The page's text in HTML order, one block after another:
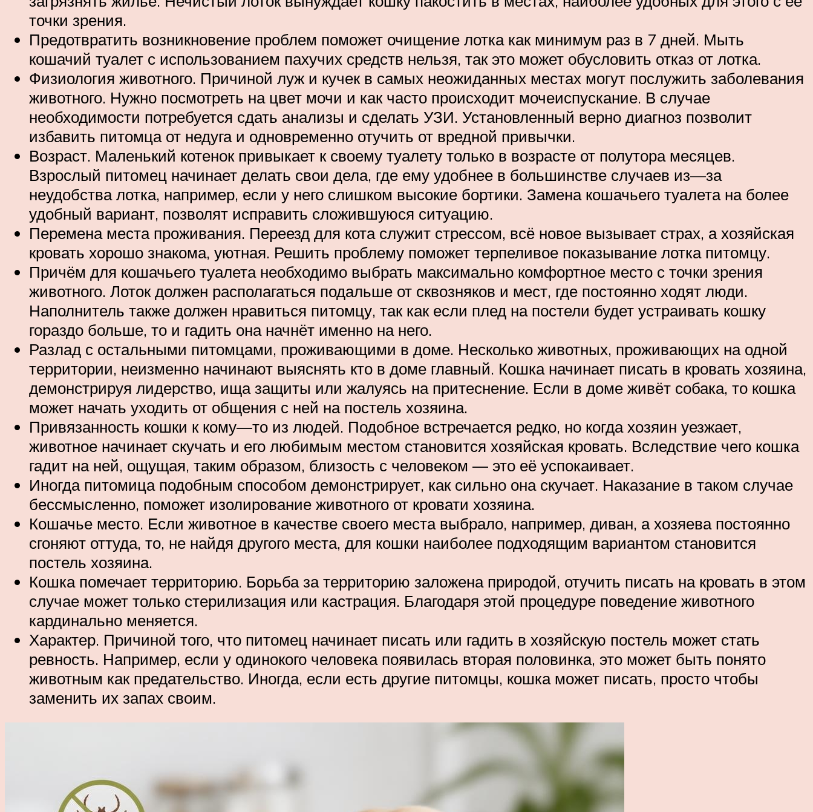
точки зрения.
Предотвратить возникновение проблем поможет очищение лотка как минимум раз в 7 дней. Мыть
кошачий туалет с использованием пахучих средств нельзя, так это может обусловить отказ от лотка.
Физиология животного. Причиной луж и кучек в самых неожиданных местах могут послужить заболевания
животного. Нужно посмотреть на цвет мочи и как часто происходит мочеиспускание. В случае
необходимости потребуется сдать анализы и сделать УЗИ. Установленный верно диагноз позволит
избавить питомца от недуга и одновременно отучить от вредной привычки.
Возраст. Маленький котенок привыкает к своему туалету только в возрасте от полутора месяцев.
Взрослый питомец начинает делать свои дела, где ему удобнее в большинстве случаев из—за
неудобства лотка, например, если у него слишком высокие бортики. Замена кошачьего туалета на более
удобный вариант, позволят исправить сложившуюся ситуацию.
Перемена места проживания. Переезд для кота служит стрессом, всё новое вызывает страх, а хозяйская
кровать хорошо знакома, уютная. Решить проблему поможет терпеливое показывание лотка питомцу.
Причём для кошачьего туалета необходимо выбрать максимально комфортное место с точки зрения
животного. Лоток должен располагаться подальше от сквозняков и мест, где постоянно ходят люди.
Наполнитель также должен нравиться питомцу, так как если плед на постели будет устраивать кошку
гораздо больше, то и гадить она начнёт именно на него.
Разлад с остальными питомцами, проживающими в доме. Несколько животных, проживающих на одной
территории, неизменно начинают выяснять кто в доме главный. Кошка начинает писать в кровать хозяина,
демонстрируя лидерство, ища защиты или жалуясь на притеснение. Если в доме живёт собака, то кошка
может начать уходить от общения с ней на постель хозяина.
Привязанность кошки к кому—то из людей. Подобное встречается редко, но когда хозяин уезжает,
животное начинает скучать и его любимым местом становится хозяйская кровать. Вследствие чего кошка
гадит на ней, ощущая, таким образом, близость с человеком — это её успокаивает.
Иногда питомица подобным способом демонстрирует, как сильно она скучает. Наказание в таком случае
бессмысленно, поможет изолирование животного от кровати хозяина.
Кошачье место. Если животное в качестве своего места выбрало, например, диван, а хозяева постоянно
сгоняют оттуда, то, не найдя другого места, для кошки наиболее подходящим вариантом становится
постель хозяина.
Кошка помечает территорию. Борьба за территорию заложена природой, отучить писать на кровать в этом
случае может только стерилизация или кастрация. Благодаря этой процедуре поведение животного
кардинально меняется.
Характер. Причиной того, что питомец начинает писать или гадить в хозяйскую постель может стать
ревность. Например, если у одинокого человека появилась вторая половинка, это может быть понято
животным как предательство. Иногда, если есть другие питомцы, кошка может писать, просто чтобы
заменить их запах своим.